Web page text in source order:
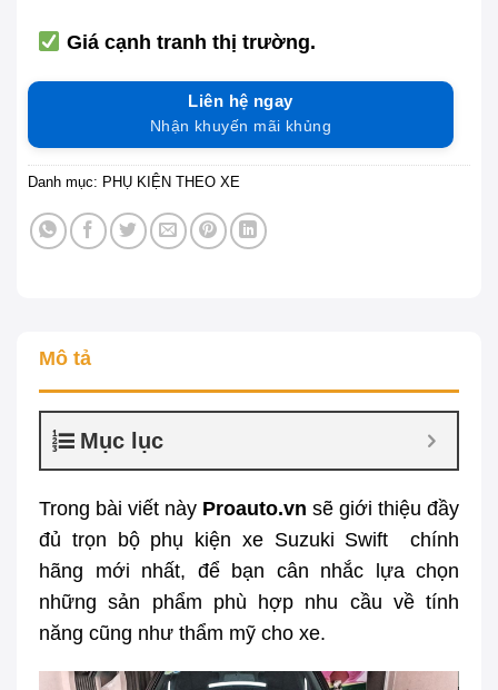
Giá cạnh tranh thị trường.
Liên hệ ngay
Nhận khuyến mãi khủng
Danh mục: PHỤ KIỆN THEO XE
Mô tả
Mục lục
Trong bài viết này Proauto.vn sẽ giới thiệu đầy
đủ trọn bộ phụ kiện xe Suzuki Swift chính
hãng mới nhất, để bạn cân nhắc lựa chọn
những sản phẩm phù hợp nhu cầu về tính
năng cũng như thẩm mỹ cho xe.